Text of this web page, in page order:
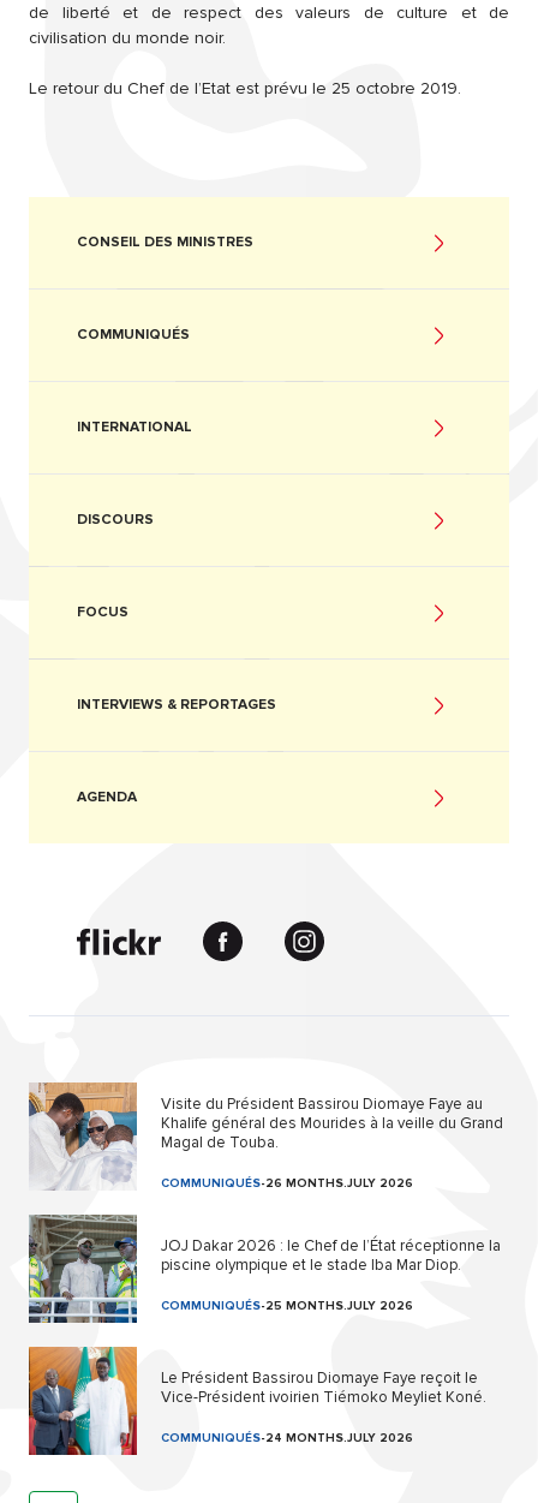
de liberté et de respect des valeurs de culture et de
civilisation du monde noir.
Le retour du Chef de l’Etat est prévu le 25 octobre 2019.
CONSEIL DES MINISTRES
COMMUNIQUÉS
INTERNATIONAL
DISCOURS
FOCUS
INTERVIEWS & REPORTAGES
AGENDA
Visite du Président Bassirou Diomaye Faye au
Khalife général des Mourides à la veille du Grand
Magal de Touba.
COMMUNIQUÉS-26 MONTHS.JULY 2026
JOJ Dakar 2026 : le Chef de l’État réceptionne la
piscine olympique et le stade Iba Mar Diop.
COMMUNIQUÉS-25 MONTHS.JULY 2026
Le Président Bassirou Diomaye Faye reçoit le
Vice-Président ivoirien Tiémoko Meyliet Koné.
COMMUNIQUÉS-24 MONTHS.JULY 2026